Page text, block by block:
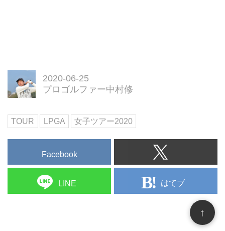
2020-06-25
プロゴルファー中村修
TOUR LPGA 女子ツアー2020
Facebook
LINE はてブ
↑